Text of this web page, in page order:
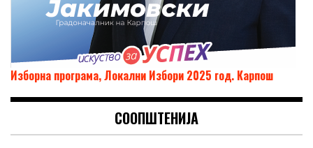
Изборна програма, Локални Избори 2025 год. Карпош
СООПШТЕНИЈА